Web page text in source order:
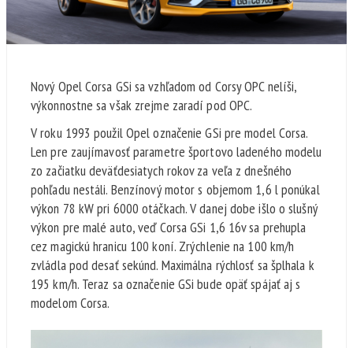
Nový Opel Corsa GSi sa vzhľadom od Corsy OPC nelíši,
výkonnostne sa však zrejme zaradí pod OPC.
V roku 1993 použil Opel označenie GSi pre model Corsa.
Len pre zaujímavosť parametre športovo ladeného modelu
zo začiatku deväťdesiatych rokov za veľa z dnešného
pohľadu nestáli. Benzínový motor s objemom 1,6 l ponúkal
výkon 78 kW pri 6000 otáčkach. V danej dobe išlo o slušný
výkon pre malé auto, veď Corsa GSi 1,6 16v sa prehupla
cez magickú hranicu 100 koní. Zrýchlenie na 100 km/h
zvládla pod desať sekúnd. Maximálna rýchlosť sa šplhala k
195 km/h. Teraz sa označenie GSi bude opäť spájať aj s
modelom Corsa.